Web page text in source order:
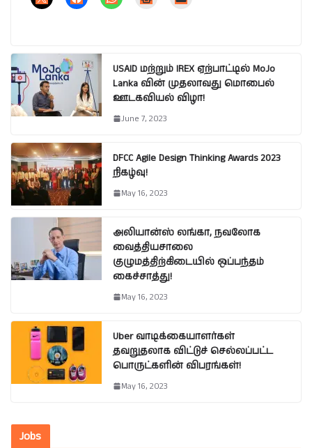
USAID மற்றும் IREX ஏற்பாட்டில் MoJo
Lanka வின் முதலாவது மொபைல்
ஊடகவியல் விழா!
June 7, 2023
DFCC Agile Design Thinking Awards 2023
நிகழ்வு!
May 16, 2023
அலியான்ஸ் லங்கா, நவலோக
வைத்தியசாலை
குழுமத்திற்கிடையில் ஒப்பந்தம்
கைச்சாத்து!
May 16, 2023
Uber வாடிக்கையாளர்கள்
தவறுதலாக விட்டுச் செல்லப்பட்ட
பொருட்களின் விபரங்கள்!
May 16, 2023
Jobs